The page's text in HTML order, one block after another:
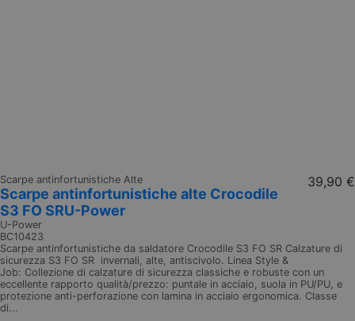
Scarpe antinfortunistiche Alte
Scarpe antinfortunistiche alte Crocodile
S3 FO SRU-Power
U-Power
BC10423
39,90 €
Scarpe antinfortunistiche da saldatore Crocodile S3 FO SR Calzature di
sicurezza S3 FO SR invernali, alte, antiscivolo. Linea Style &
Job: Collezione di calzature di sicurezza classiche e robuste con un
eccellente rapporto qualità/prezzo: puntale in acciaio, suola in PU/PU, e
protezione anti-perforazione con lamina in acciaio ergonomica. Classe
di...